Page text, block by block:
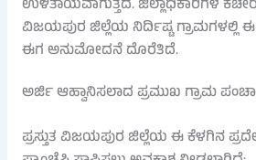
ಉಳಿತಾಯವಾಗುತ್ತದೆ. ಜಿಲ್ಲಾಧಿಕಾರಿಗಳ
ವಿಜಯಪುರ ಜಿಲ್ಲೆಯ ನಿರ್ದಿಷ್ಟ ಗ್ರಾಮಗಳಲ್ಲಿ ಈ
ಈಗ ಅನುಮೋದನೆ ದೊರೆತಿದೆ.
ಅರ್ಜಿ ಆಹ್ವಾನಿಸಲಾದ ಪ್ರಮುಖ ಗ್ರಾಮ
ಪ್ರಸ್ತುತ ವಿಜಯಪುರ ಜಿಲ್ಲೆಯ ಈ ಕೆಳಗಿನ